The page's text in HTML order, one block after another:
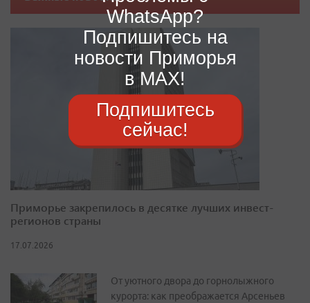
Приморье закрепилось в десятке лучших инвест-
регионов страны
17.07.2026
От уютного двора до горнолыжного
курорта: как преображается Арсеньев
WhatsApp?
Подпишитесь на
новости Приморья
в MAX!
Подпишитесь
сейчас!